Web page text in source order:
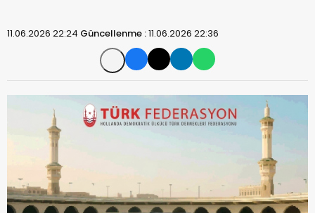
11.06.2026 22:24 Güncellenme :11.06.2026 22:36